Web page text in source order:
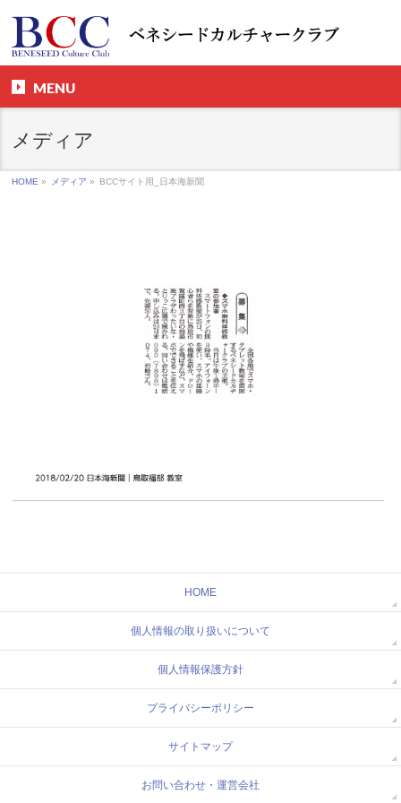
MENU
メディア
HOME » メディア » BCCサイト用_日本海新聞
HOME
個人情報の取り扱いについて
個人情報保護方針
プライバシーポリシー
サイトマップ
お問い合わせ・運営会社